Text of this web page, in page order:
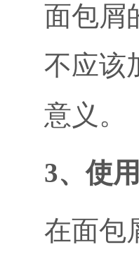
面包屑
不应该
意义。
3、使
在面包